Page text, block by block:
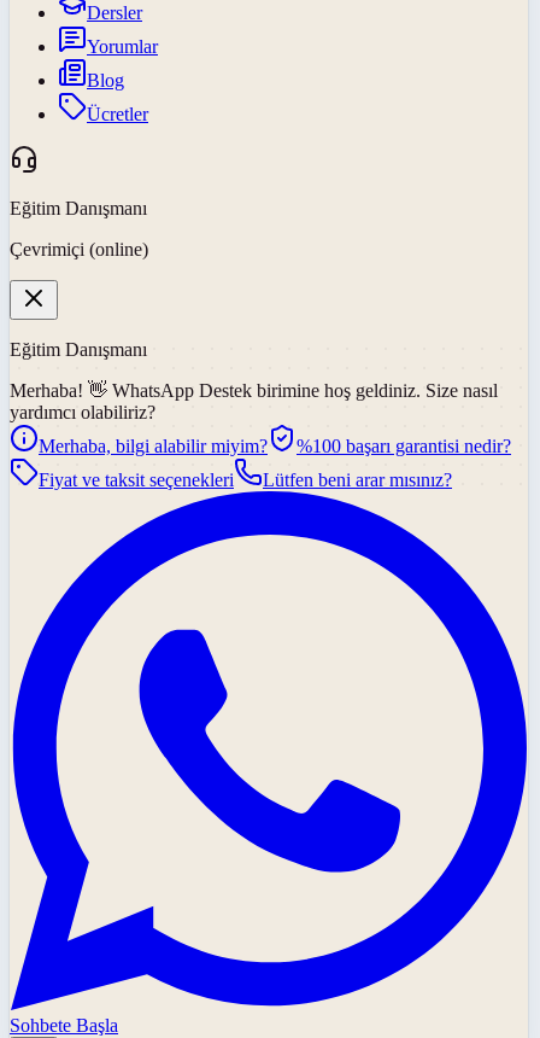
Dersler
Yorumlar
Blog
Ücretler
Eğitim Danışmanı
Çevrimiçi (online)
Eğitim Danışmanı
Merhaba! 👋 WhatsApp Destek birimine hoş geldiniz. Size nasıl
yardımcı olabiliriz?
Merhaba, bilgi alabilir miyim?
%100 başarı garantisi nedir?
Fiyat ve taksit seçenekleri
Lütfen beni arar mısınız?
Sohbete Başla